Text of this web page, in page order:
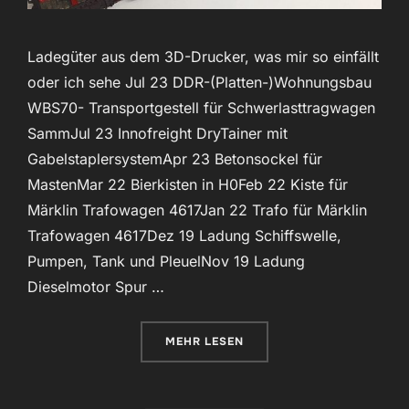
Ladegüter aus dem 3D-Drucker, was mir so einfällt
oder ich sehe Jul 23 DDR-(Platten-)Wohnungsbau
WBS70- Transportgestell für Schwerlasttragwagen
SammJul 23 Innofreight DryTainer mit
GabelstaplersystemApr 23 Betonsockel für
MastenMar 22 Bierkisten in H0Feb 22 Kiste für
Märklin Trafowagen 4617Jan 22 Trafo für Märklin
Trafowagen 4617Dez 19 Ladung Schiffswelle,
Pumpen, Tank und PleuelNov 19 Ladung
Dieselmotor Spur …
MEHR ÜBER „LADEGÜTER“
LESEN